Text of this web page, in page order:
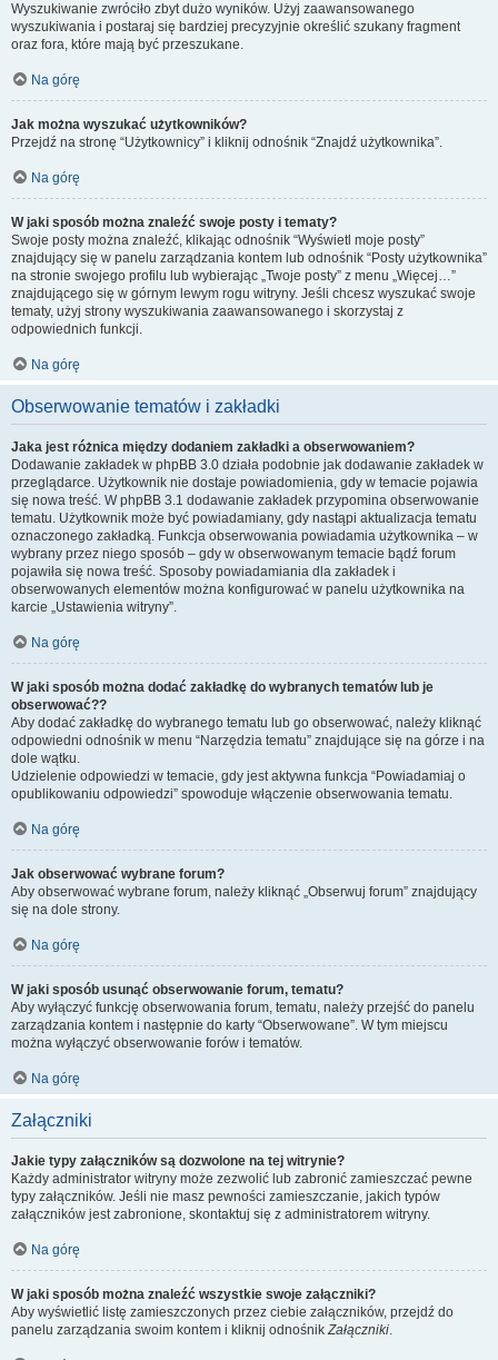
Wyszukiwanie zwróciło zbyt dużo wyników. Użyj zaawansowanego
wyszukiwania i postaraj się bardziej precyzyjnie określić szukany fragment
oraz fora, które mają być przeszukane.
Na górę
Jak można wyszukać użytkowników?
Przejdź na stronę “Użytkownicy” i kliknij odnośnik “Znajdź użytkownika”.
Na górę
W jaki sposób można znaleźć swoje posty i tematy?
Swoje posty można znaleźć, klikając odnośnik “Wyświetl moje posty”
znajdujący się w panelu zarządzania kontem lub odnośnik “Posty użytkownika”
na stronie swojego profilu lub wybierając „Twoje posty” z menu „Więcej…”
znajdującego się w górnym lewym rogu witryny. Jeśli chcesz wyszukać swoje
tematy, użyj strony wyszukiwania zaawansowanego i skorzystaj z
odpowiednich funkcji.
Na górę
Obserwowanie tematów i zakładki
Jaka jest różnica między dodaniem zakładki a obserwowaniem?
Dodawanie zakładek w phpBB 3.0 działa podobnie jak dodawanie zakładek w
przeglądarce. Użytkownik nie dostaje powiadomienia, gdy w temacie pojawia
się nowa treść. W phpBB 3.1 dodawanie zakładek przypomina obserwowanie
tematu. Użytkownik może być powiadamiany, gdy nastąpi aktualizacja tematu
oznaczonego zakładką. Funkcja obserwowania powiadamia użytkownika – w
wybrany przez niego sposób – gdy w obserwowanym temacie bądź forum
pojawiła się nowa treść. Sposoby powiadamiania dla zakładek i
obserwowanych elementów można konfigurować w panelu użytkownika na
karcie „Ustawienia witryny”.
Na górę
W jaki sposób można dodać zakładkę do wybranych tematów lub je
obserwować??
Aby dodać zakładkę do wybranego tematu lub go obserwować, należy kliknąć
odpowiedni odnośnik w menu “Narzędzia tematu” znajdujące się na górze i na
dole wątku.
Udzielenie odpowiedzi w temacie, gdy jest aktywna funkcja “Powiadamiaj o
opublikowaniu odpowiedzi” spowoduje włączenie obserwowania tematu.
Na górę
Jak obserwować wybrane forum?
Aby obserwować wybrane forum, należy kliknąć „Obserwuj forum” znajdujący
się na dole strony.
Na górę
W jaki sposób usunąć obserwowanie forum, tematu?
Aby wyłączyć funkcję obserwowania forum, tematu, należy przejść do panelu
zarządzania kontem i następnie do karty “Obserwowane”. W tym miejscu
można wyłączyć obserwowanie forów i tematów.
Na górę
Załączniki
Jakie typy załączników są dozwolone na tej witrynie?
Każdy administrator witryny może zezwolić lub zabronić zamieszczać pewne
typy załączników. Jeśli nie masz pewności zamieszczanie, jakich typów
załączników jest zabronione, skontaktuj się z administratorem witryny.
Na górę
W jaki sposób można znaleźć wszystkie swoje załączniki?
Aby wyświetlić listę zamieszczonych przez ciebie załączników, przejdź do
panelu zarządzania swoim kontem i kliknij odnośnikZałączniki.